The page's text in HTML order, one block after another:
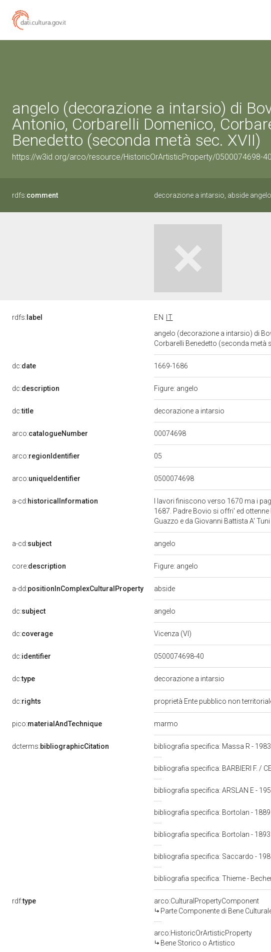
angelo (decorazione a intarsio) di
Antonio, Corbarelli Domenico,
Benedetto (seconda metà sec. XVII)
https://w3id.org/arco/resource/HistoricOrArtisticProperty/0500074698-40
rdfs:comment decorazione a intarsio, abside angelo
rdfs: label EN
IT
angelo (decorazione a intarsio) di
Corbarelli Benedetto (seconda metà
dc:date 1669-1686
dc:description Figure: angelo
dc:title decorazione a intarsio
arco:catalogueNumber 00074698
arco:regionIdentifier 05
arco:uniqueIdentifier 0500074698
a-cd:historicalInformation
I lavori finiscono verso 1670 ma i
1687. Padre Bovio si offri' ed
Guazzo e da Giovanni Battista A'
a-cd:subject angelo
core:description Figure: angelo
a-dd:positionInComplexCulturalProperty abside
dc:subject angelo
dc:coverage Vicenza (VI)
dc:identifier 0500074698-40
dc:type decorazione a intarsio
dc:rights proprietà Ente pubblico non
pico:materialAndTechnique marmo
dcterms:bibliographicCitation bibliografia specifica: Massa R - 1983
bibliografia specifica: BARBIERI F. /
bibliografia specifica: ARSLAN E -
bibliografia specifica: Bortolan - 1889
bibliografia specifica: Bortolan - 1893
bibliografia specifica: Saccardo -
bibliografia specifica: Thieme -
rdf:type
arco:CulturalPropertyComponent
Parte Componente di Bene
arco:HistoricOrArtisticProperty
Bene Storico o Artistico